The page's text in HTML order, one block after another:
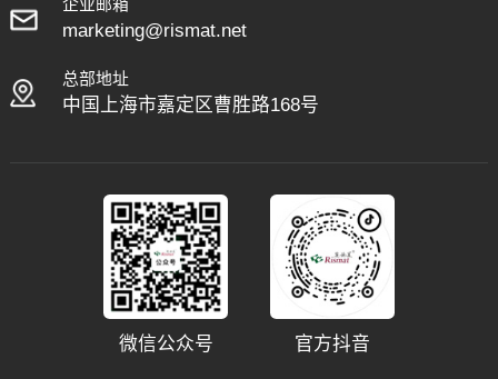
长地材表面使用寿命的能
力而备受欢迎。
marketing@rismat.net
总部地址
中国上海市嘉定区曹胜路168号
微信公众号 官方抖音